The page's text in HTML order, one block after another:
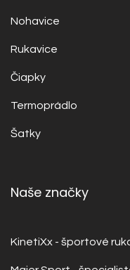
Nohavice
Rukavice
Čiapky
Termoprádlo
Šatky
​Naše značky
KinetiXx - športové